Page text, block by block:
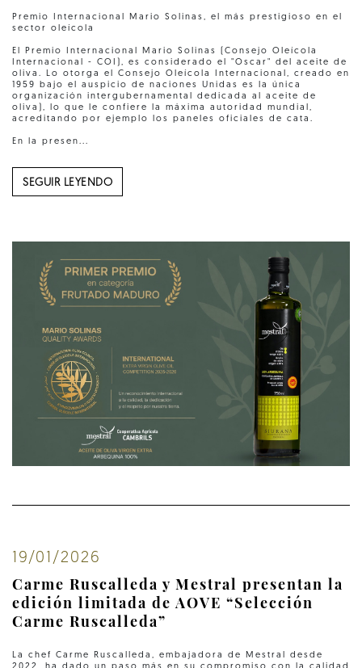
Premio Internacional Mario Solinas, el más prestigioso en el
sector oleícola
El Premio Internacional Mario Solinas (Consejo Oleícola
Internacional - COI), es considerado el "Oscar" del aceite de
oliva. Lo otorga el Consejo Oleícola Internacional, creado en
1959 bajo el auspicio de naciones Unidas es la única
organización intergubernamental dedicada al aceite de
oliva), lo que le confiere la máxima autoridad mundial,
acreditando por ejemplo los paneles oficiales de cata.
En la presen...
SEGUIR LEYENDO
19/01/2026
Carme Ruscalleda y Mestral presentan la
edición limitada de AOVE “Selección
Carme Ruscalleda”
La chef Carme Ruscalleda, embajadora de Mestral desde